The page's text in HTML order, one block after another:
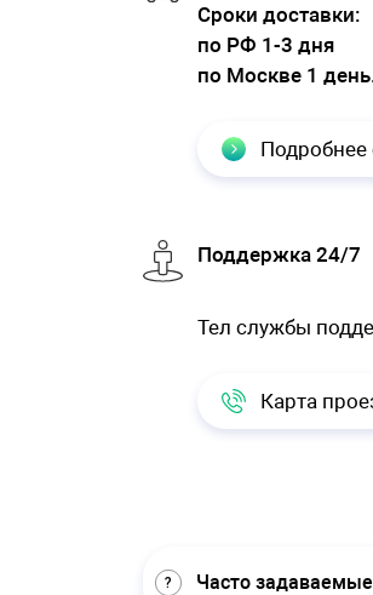
Cроки доставки:
по РФ 1-3 дня
по Москве 1
Подробнее
Поддержка 24/7
Тел службы
Карта
Часто